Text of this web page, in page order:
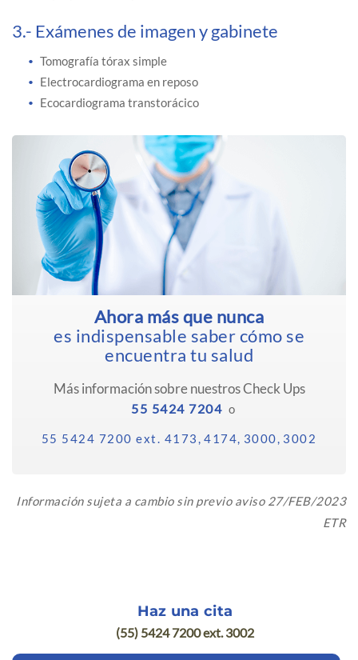
3.- Exámenes de imagen y gabinete
Tomografía tórax simple
Electrocardiograma en reposo
Ecocardiograma transtorácico
Ahora más que nunca
es indispensable saber cómo se
encuentra tu salud
Más información sobre nuestros Check Ups
55 5424 7204 o
55 5424 7200 ext. 4173, 4174, 3000, 3002
Información sujeta a cambio sin previo aviso 27/FEB/2023
ETR
Haz una cita
(55) 5424 7200 ext. 3002